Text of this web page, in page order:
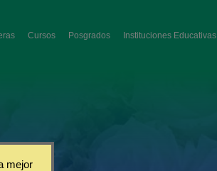
Cursos Posgrados Instituciones Educativas
mejor